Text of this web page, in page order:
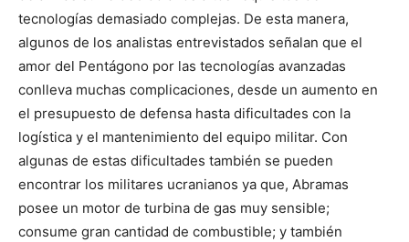
tecnologías demasiado complejas. De esta manera,
algunos de los analistas entrevistados señalan que el
amor del Pentágono por las tecnologías avanzadas
conlleva muchas complicaciones, desde un aumento en
el presupuesto de defensa hasta dificultades con la
logística y el mantenimiento del equipo militar. Con
algunas de estas dificultades también se pueden
encontrar los militares ucranianos ya que, Abramas
posee un motor de turbina de gas muy sensible;
consume gran cantidad de combustible; y también